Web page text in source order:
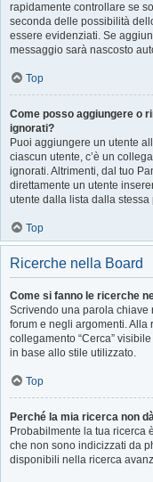
rapidamente controllare se
seconda delle possibilità
essere evidenziati. Se
messaggio sarà nascosto
Top
Come posso aggiungere o
ignorati?
Puoi aggiungere un utente
ciascun utente, c’è un
ignorati. Altrimenti, dal tuo
direttamente un utente
utente dalla lista dalla stessa
Top
Ricerche nella Board
Come si fanno le ricerche
Scrivendo una parola chiave
forum e negli argomenti. Alla
collegamento “Cerca”
in base allo stile utilizzato.
Top
Perché la mia ricerca non
Probabilmente la tua ricerca
che non sono indicizzati da
disponibili nella ricerca